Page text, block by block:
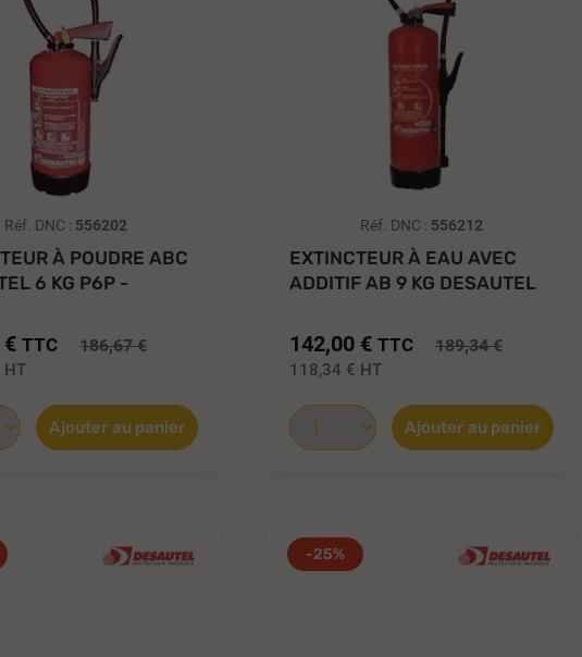
Réf. DNC : 556202
À POUDRE ABC
6 KG P6P -
€ TTC 186,67 €
HT
Ajouter au panier
Réf. DNC : 556212
EXTINCTEUR À EAU AVEC
ADDITIF AB 9 KG DESAUTEL
142,00 € TTC 189,34 €
118,34 € HT
Ajouter au panier
-25%